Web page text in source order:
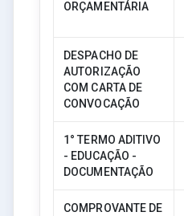
ORÇAMENTÁRIA
DESPACHO DE
AUTORIZAÇÃO
COM CARTA DE
CONVOCAÇÃO
1° TERMO ADITIVO
- EDUCAÇÃO -
DOCUMENTAÇÃO
COMPROVANTE DE